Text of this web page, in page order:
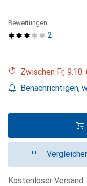
2
Bewertungen
Zwischen Fr,
Benachrichtigen,
kostenloser Versand